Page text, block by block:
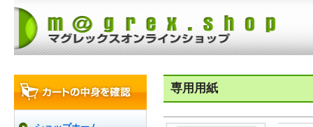
専用用紙